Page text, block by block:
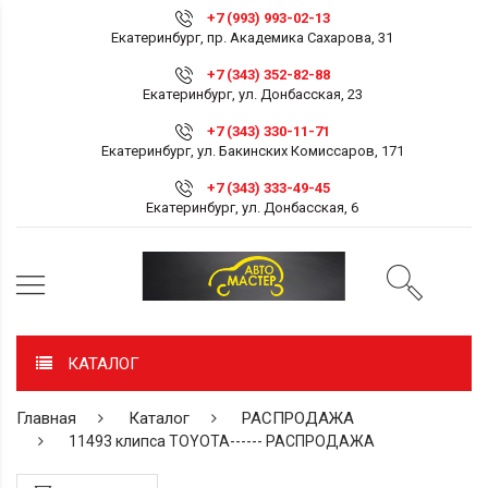
+7 (993) 993-02-13
Екатеринбург, пр. Академика Сахарова, 31
+7 (343) 352-82-88
Екатеринбург, ул. Донбасская, 23
+7 (343) 330-11-71
Екатеринбург, ул. Бакинских Комиссаров, 171
+7 (343) 333-49-45
Екатеринбург, ул. Донбасская, 6
КАТАЛОГ
Главная Каталог РАСПРОДАЖА
11493 клипса TOYOTA------ РАСПРОДАЖА